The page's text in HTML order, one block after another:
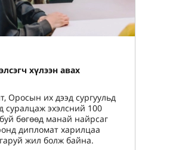
хүлээн авах
Оросын их дээд сургуульд
суралцаж эхэлсний 100
бөгөөд манай найрсаг
дипломат харилцаа
гаруй жил болж байна.